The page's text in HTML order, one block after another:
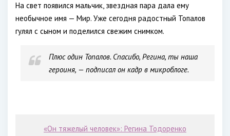
На свет появился мальчик, звездная пара дала ему
необычное имя — Мир. Уже сегодня радостный Топалов
гулял с сыном и поделился свежим снимком.
Плюс один Топалов. Спасибо, Регина, ты наша
героиня, — подписал он кадр в микроблоге.
«Он тяжелый человек»: Регина Тодоренко